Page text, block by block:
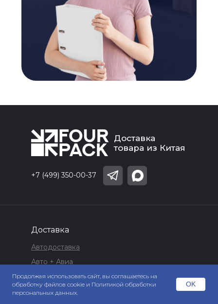
Продолжая использовать сайт, вы соглашаетесь на
обработку файлов cookie и Политикой обработки
персональных данных.
OK
Доставка
Автодоставка
Авто + Авиа
Доставка
товара из Китая
+7 (499) 350-00-37
Авиадоставка
Экспресс доставка из Китая в Россию